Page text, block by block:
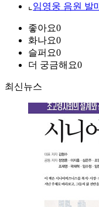
⌞ 임영웅 음원 발
좋아요0
화나요0
슬퍼요0
더 궁금해요0
최신뉴스